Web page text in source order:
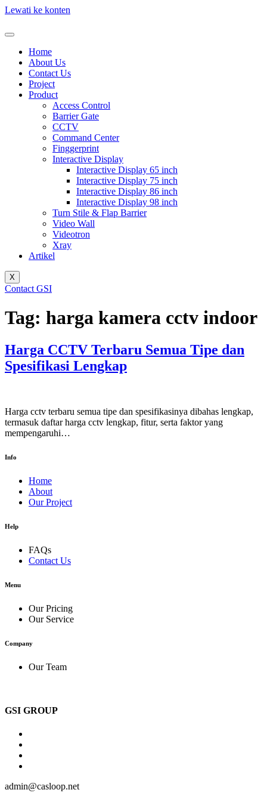
Lewati ke konten
Home
About Us
Contact Us
Project
Product
Access Control
Barrier Gate
CCTV
Command Center
Finggerprint
Interactive Display
Interactive Display 65 inch
Interactive Display 75 inch
Interactive Display 86 inch
Interactive Display 98 inch
Turn Stile & Flap Barrier
Video Wall
Videotron
Xray
Artikel
X
Contact GSI
Tag: harga kamera cctv indoor
Harga CCTV Terbaru Semua Tipe dan
Spesifikasi Lengkap
Harga cctv terbaru semua tipe dan spesifikasinya dibahas lengkap,
termasuk daftar harga cctv lengkap, fitur, serta faktor yang
mempengaruhi…
Info
Home
About
Our Project
Help
FAQs
Contact Us
Menu
Our Pricing
Our Service
Company
Our Team
GSI GROUP
admin@casloop.net